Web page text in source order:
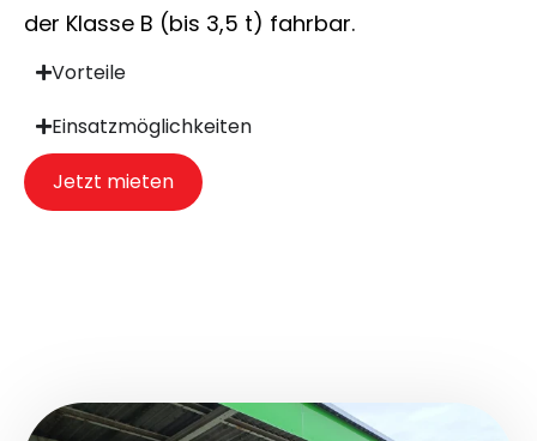
der Klasse B (bis 3,5 t) fahrbar.
Vorteile
Einsatzmöglichkeiten
Jetzt mieten